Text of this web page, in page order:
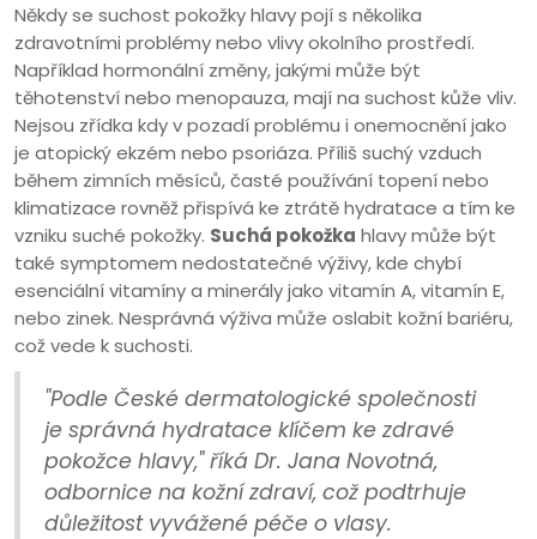
Někdy se suchost pokožky hlavy pojí s několika
zdravotními problémy nebo vlivy okolního prostředí.
Například hormonální změny, jakými může být
těhotenství nebo menopauza, mají na suchost kůže vliv.
Nejsou zřídka kdy v pozadí problému i onemocnění jako
je atopický ekzém nebo psoriáza. Příliš suchý vzduch
během zimních měsíců, časté používání topení nebo
klimatizace rovněž přispívá ke ztrátě hydratace a tím ke
vzniku suché pokožky. Suchá pokožka hlavy může být
také symptomem nedostatečné výživy, kde chybí
esenciální vitamíny a minerály jako vitamín A, vitamín E,
nebo zinek. Nesprávná výživa může oslabit kožní bariéru,
což vede k suchosti.
"Podle České dermatologické společnosti
je správná hydratace klíčem ke zdravé
pokožce hlavy," říká Dr. Jana Novotná,
odbornice na kožní zdraví, což podtrhuje
důležitost vyvážené péče o vlasy.